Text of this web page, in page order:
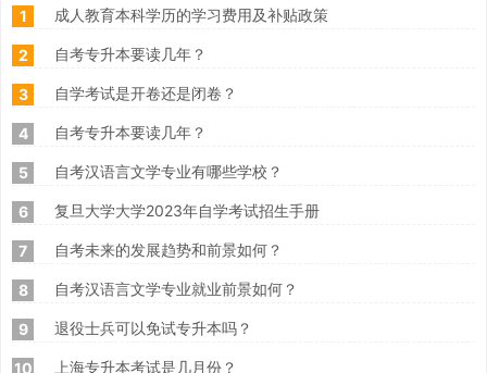
1 成人教育本科学历的学习费用及补贴政策
2 自考专升本要读几年？
3 自学考试是开卷还是闭卷？
4 自考专升本要读几年？
5 自考汉语言文学专业有哪些学校？
6 复旦大学大学2023年自学考试招生手册
7 自考未来的发展趋势和前景如何？
8 自考汉语言文学专业就业前景如何？
9 退役士兵可以免试专升本吗？
10 上海专升本考试是几月份？